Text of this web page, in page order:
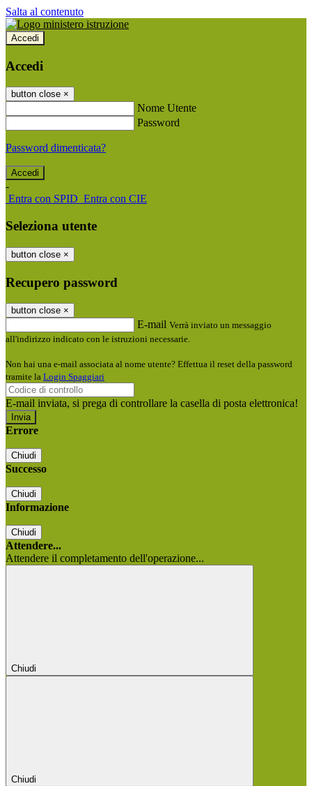
Salta al contenuto
Accedi
Accedi
button close ×
Nome Utente
Password
Password dimenticata?
-
Entra con SPID Entra con CIE
Seleziona utente
button close ×
Recupero password
button close ×
E-mail Verrà inviato un messaggio
all'indirizzo indicato con le istruzioni necessarie.
Non hai una e-mail associata al nome utente? Effettua il reset della password
tramite la Login Spaggiari
E-mail inviata, si prega di controllare la casella di posta elettronica!
Errore
Chiudi
Successo
Chiudi
Informazione
Chiudi
Attendere...
Attendere il completamento dell'operazione...
Chiudi
Chiudi